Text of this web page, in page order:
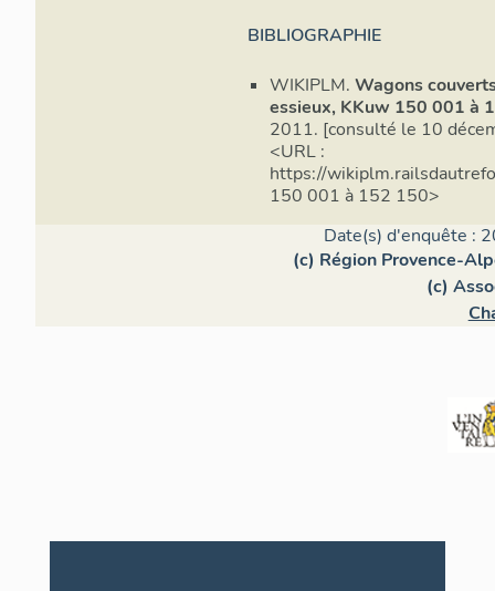
Nombre
Hauteur
BIBLIOGRAPHIE
WIKIPLM. Wagons
essieux, KKuw 150 001 à
2011. [consulté le 10
<URL :
https://
150 001 à 152 150>
Date(s) d'enquête :
(c) Région Provence-
(c)